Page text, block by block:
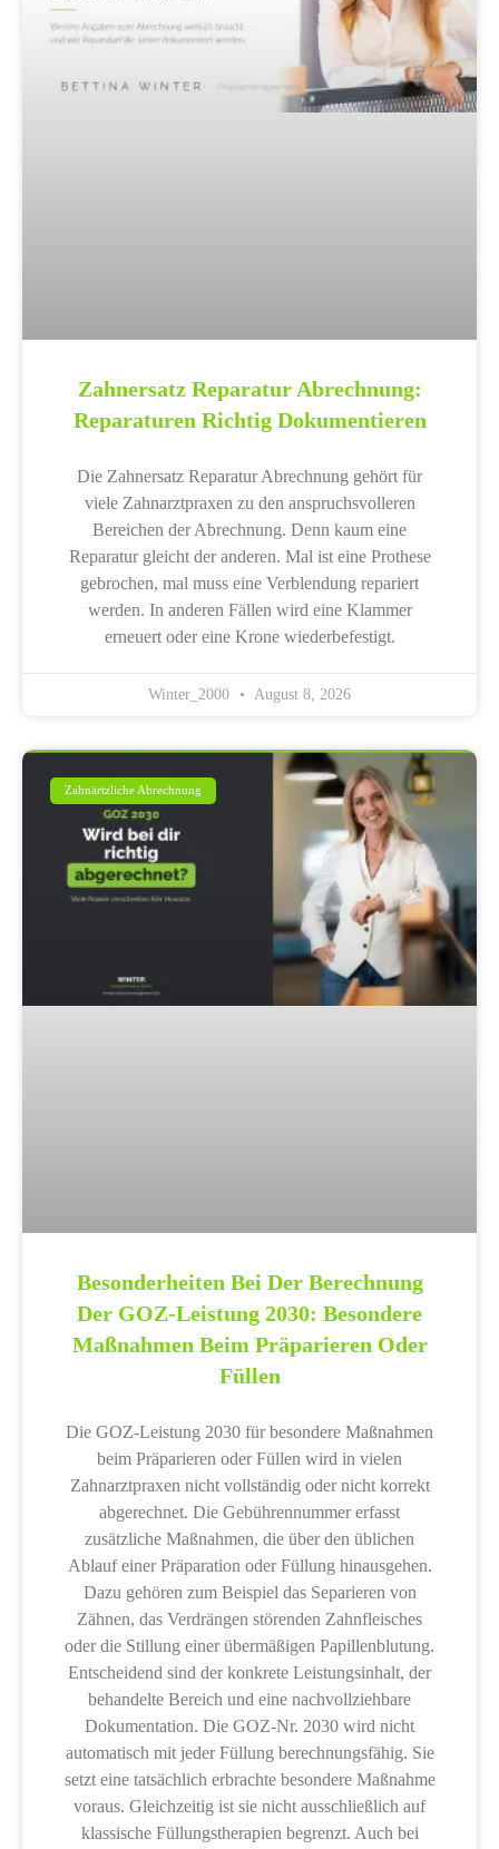
Zahnersatz Reparatur Abrechnung:
Reparaturen Richtig Dokumentieren
Die Zahnersatz Reparatur Abrechnung gehört für
viele Zahnarztpraxen zu den anspruchsvolleren
Bereichen der Abrechnung. Denn kaum eine
Reparatur gleicht der anderen. Mal ist eine Prothese
gebrochen, mal muss eine Verblendung repariert
werden. In anderen Fällen wird eine Klammer
erneuert oder eine Krone wiederbefestigt.
Winter_2000 August 8, 2026
Zahnärtzliche Abrechnung
Besonderheiten Bei Der Berechnung
Der GOZ-Leistung 2030: Besondere
Maßnahmen Beim Präparieren Oder
Füllen
Die GOZ-Leistung 2030 für besondere Maßnahmen
beim Präparieren oder Füllen wird in vielen
Zahnarztpraxen nicht vollständig oder nicht korrekt
abgerechnet. Die Gebührennummer erfasst
zusätzliche Maßnahmen, die über den üblichen
Ablauf einer Präparation oder Füllung hinausgehen.
Dazu gehören zum Beispiel das Separieren von
Zähnen, das Verdrängen störenden Zahnfleisches
oder die Stillung einer übermäßigen Papillenblutung.
Entscheidend sind der konkrete Leistungsinhalt, der
behandelte Bereich und eine nachvollziehbare
Dokumentation. Die GOZ-Nr. 2030 wird nicht
automatisch mit jeder Füllung berechnungsfähig. Sie
setzt eine tatsächlich erbrachte besondere Maßnahme
voraus. Gleichzeitig ist sie nicht ausschließlich auf
klassische Füllungstherapien begrenzt. Auch bei